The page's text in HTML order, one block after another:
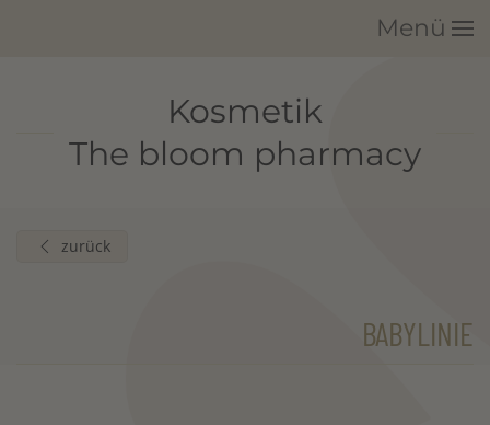
Menü
Kosmetik
The bloom pharmacy
zurück
BABYLINIE